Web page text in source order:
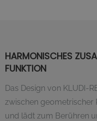
HARMONISCHES
FUNKTION
Das Design von KLUDI-
zwischen geometrischer
und lädt zum Berühren